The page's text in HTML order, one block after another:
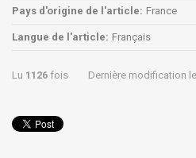
Pays d'origine de l'article: France
Langue de l'article: Français
Lu 1126 fois Dernière modification